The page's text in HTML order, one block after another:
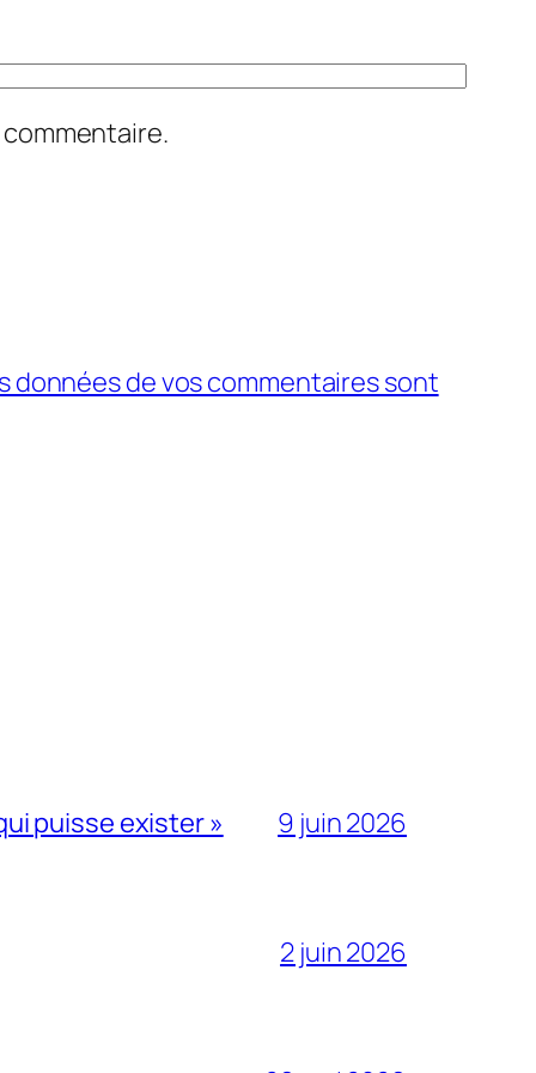
données de vos commentaires sont
puisse exister » 9 juin 2026
2 juin 2026